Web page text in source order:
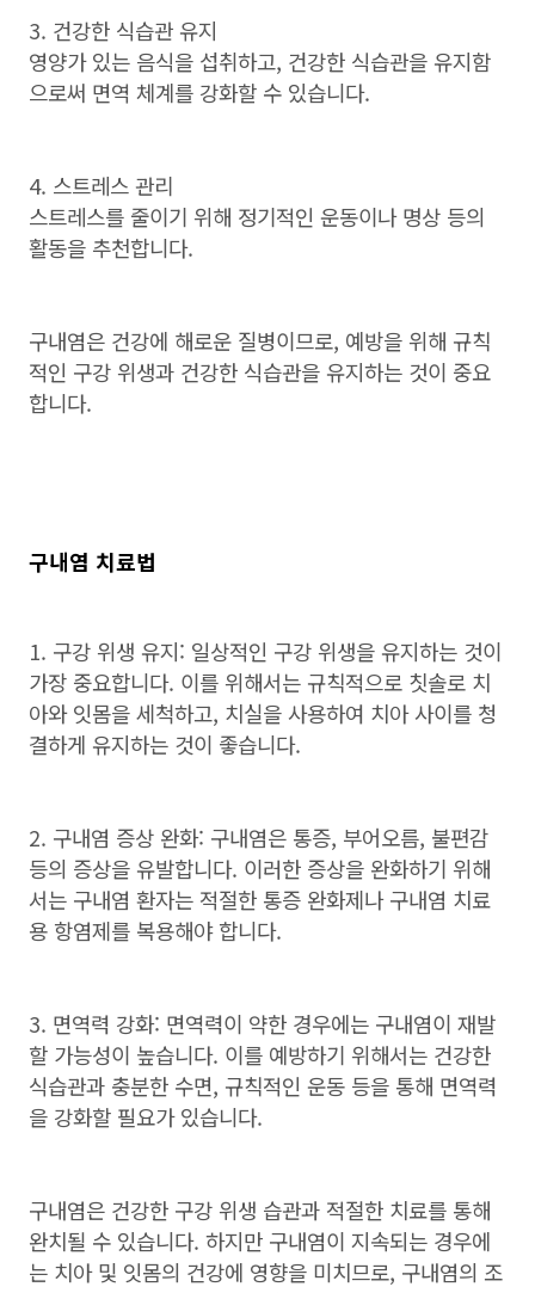
3. 건강한 식습관 유지
영양가 있는 음식을 섭취하고, 건강한 식습관을 유지함
으로써 면역 체계를 강화할 수 있습니다.
4. 스트레스 관리
스트레스를 줄이기 위해 정기적인 운동이나 명상 등의
활동을 추천합니다.
구내염은 건강에 해로운 질병이므로, 예방을 위해 규칙
적인 구강 위생과 건강한 식습관을 유지하는 것이 중요
합니다.
구내염 치료법
1. 구강 위생 유지: 일상적인 구강 위생을 유지하는 것이
가장 중요합니다. 이를 위해서는 규칙적으로 칫솔로 치
아와 잇몸을 세척하고, 치실을 사용하여 치아 사이를 청
결하게 유지하는 것이 좋습니다.
2. 구내염 증상 완화: 구내염은 통증, 부어오름, 불편감
등의 증상을 유발합니다. 이러한 증상을 완화하기 위해
서는 구내염 환자는 적절한 통증 완화제나 구내염 치료
용 항염제를 복용해야 합니다.
3. 면역력 강화: 면역력이 약한 경우에는 구내염이 재발
할 가능성이 높습니다. 이를 예방하기 위해서는 건강한
식습관과 충분한 수면, 규칙적인 운동 등을 통해 면역력
을 강화할 필요가 있습니다.
구내염은 건강한 구강 위생 습관과 적절한 치료를 통해
완치될 수 있습니다. 하지만 구내염이 지속되는 경우에
는 치아 및 잇몸의 건강에 영향을 미치므로, 구내염의 조